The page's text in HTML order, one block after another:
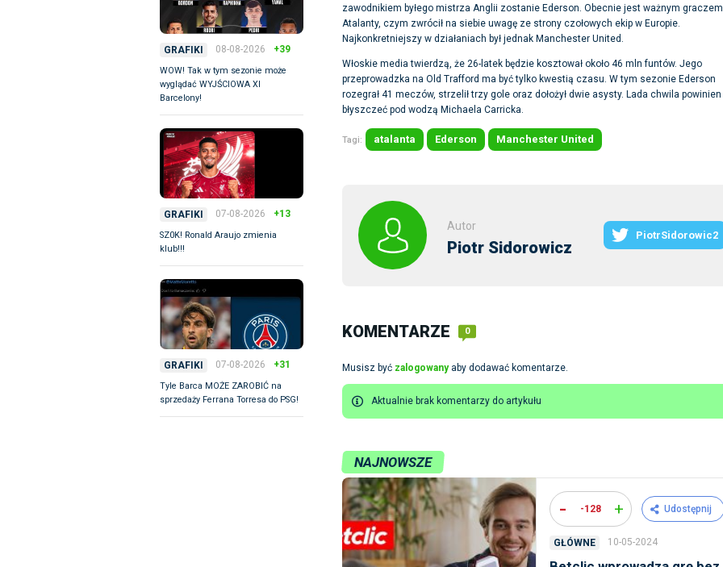
GRAFIKI 08-08-2026 +39
WOW! Tak w tym sezonie może
wyglądać WYJŚCIOWA XI
Barcelony!
GRAFIKI 07-08-2026 +13
SZ0K! Ronald Araujo zmienia
klub!!!
GRAFIKI 07-08-2026 +31
Tyle Barca MOŻE ZAROBIĆ na
sprzedaży Ferrana Torresa do PSG!
zawodnikiem byłego mistrza Anglii zostanie Ederson. Obecnie jest ważnym graczem
Atalanty, czym zwrócił na siebie uwagę ze strony czołowych ekip w Europie.
Najkonkretniejszy w działaniach był jednak Manchester United.
Włoskie media twierdzą, że 26-latek będzie kosztował około 46 mln funtów. Jego
przeprowadzka na Old Trafford ma być tylko kwestią czasu. W tym sezonie Ederson
rozegrał 41 meczów, strzelił trzy gole oraz dołożył dwie asysty. Lada chwila
błyszczeć pod wodzą Michaela Carricka.
Tagi: atalanta Ederson Manchester United
Autor
Piotr Sidorowicz
PiotrSidorowic2
KOMENTARZE 0
Musisz być zalogowanyaby dodawać komentarze.
Aktualnie brak komentarzy do artykułu
NAJNOWSZE
- -128 + Udostępnij
GŁÓWNE 10-05-2024